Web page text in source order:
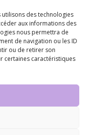
des technologies
aux informations des
nous permettra de
de navigation ou les ID
ou de retirer son
certaines caractéristiques